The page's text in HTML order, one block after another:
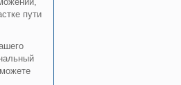
пути